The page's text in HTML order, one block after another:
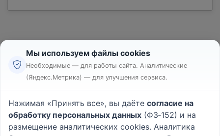
Реклама
Пользовательское соглашение
Политика конфиденциальности
Вопрос - Ответ|О проекте
Мы используем файлы cookies
Необходимые — для работы сайта. Аналитические
(Яндекс.Метрика) — для улучшения сервиса.
Нажимая «Принять все», вы даёте согласие на
обработку персональных данных (ФЗ‑152) и на
размещение аналитических cookies. Аналитика